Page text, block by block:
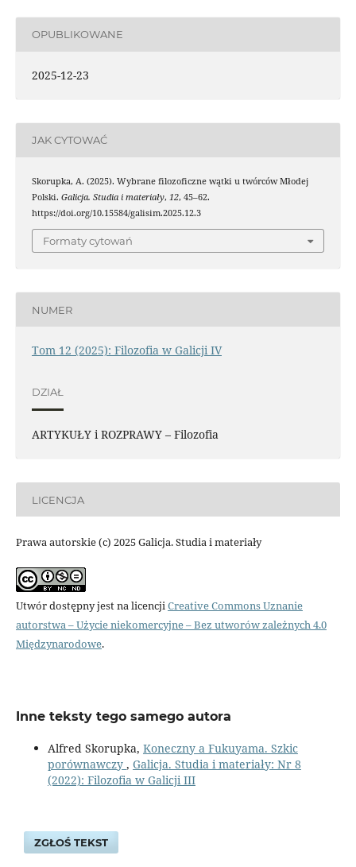
OPUBLIKOWANE
2025-12-23
JAK CYTOWAĆ
Skorupka, A. (2025). Wybrane filozoficzne wątki u twórców Młodej
Polski. Galicja. Studia i materiały, 12, 45–62.
https://doi.org/10.15584/galisim.2025.12.3
Formaty cytowań
NUMER
Tom 12 (2025): Filozofia w Galicji IV
DZIAŁ
ARTYKUŁY i ROZPRAWY – Filozofia
LICENCJA
Prawa autorskie (c) 2025 Galicja. Studia i materiały
Utwór dostępny jest na licencjiCreative Commons Uznanie
autorstwa – Użycie niekomercyjne – Bez utworów zależnych 4.0
Międzynarodowe.
Inne teksty tego samego autora
Alfred Skorupka, Koneczny a Fukuyama. Szkic
porównawczy , Galicja. Studia i materiały: Nr 8
(2022): Filozofia w Galicji III
ZGŁOŚ TEKST